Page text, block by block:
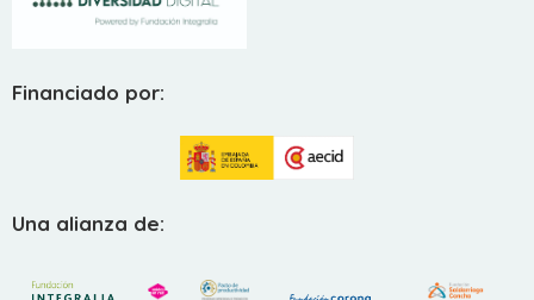
Financiado por:
Una alianza de: